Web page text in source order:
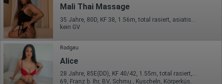
Erhobene Informationen zum Besucherverhalten sind folgende:
Herkunft (Land und Stadt)
Sprache
Betriebssystem
Gerät (PC, Tablet-PC oder Smartphone)
Browser und alle verwendeten Add-ons
Auflösung des Computers
Besucherquelle (Facebook, Suchmaschine oder
verweisende Webseite)
Mali Thai Massage
35 Jahre, 80D, KF 38, 1.56m, total rasiert, asiatisch
kein GV
Rodgau
Alice
28 Jahre, 85E(DD), KF 40/42, 1.55m, total rasiert, asiatisch
69, Franz b. Ihr, BV, Schmu., Kuscheln, Körperküs.